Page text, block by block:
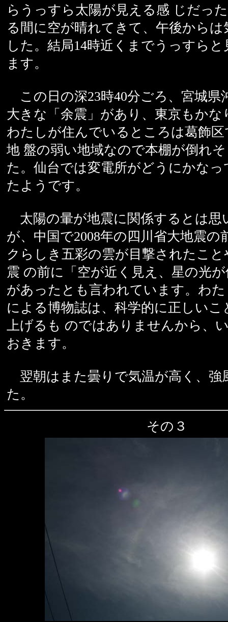
らうっすら太陽が見える感 じだっ
る間に空が晴れてきて、午後から
した。結局14時近くまでうっすら
ます。
この日の深23時40分ごろ、宮城県
大きな「余震」があり、東京もかな
わたしが住んでいるところは葛飾
地 盤の弱い地域なので本棚が倒れ
た。仙台では変電所がどうにかな
たようです。
太陽の暈が地震に関係するとは思
が、中国で2008年の四川省大地震の
クらしき五彩の雲が目撃されたこ
震 の前に「空が近く見え、星の光
があったとも言われています。わ
による博物誌は、科学的に正しい
上げるも のではありませんから、
おきます。
翌朝はまた曇りで気温が高く、強
た。
その３